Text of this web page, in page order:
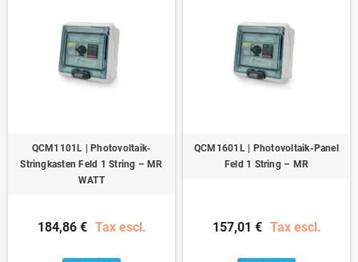
QCM1101L | Photovoltaik-
Stringkasten Feld 1 String – MR
WATT
184,86 € Tax escl.
QCM1601L | Photovoltaik-Panel
Feld 1 String – MR
157,01 € Tax escl.